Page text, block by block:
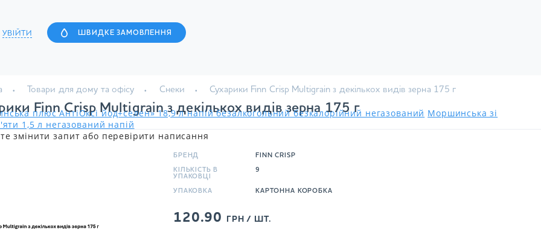
УВІЙТИ ШВИДКЕ ЗАМОВЛЕННЯ
плюс АнтіОксі йод+селен» 18,9 л напій безалкогольний безкалорійний негазований Моршинська зі
1,5 л негазований напій
змінити запит або перевірити написання
Товари для дому та офісу Снеки Сухарики Finn Crisp Multigrain з декількох видів зерна 175 г
Finn Crisp Multigrain з декількох видів зерна 175 г
БРЕНД FINN CRISP
КІЛЬКІСТЬ В
УПАКОВЦІ
9
УПАКОВКА КАРТОННА КОРОБКА
120.90 ГРН / ШТ.